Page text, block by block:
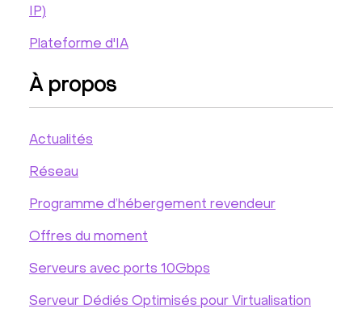
IP)
Plateforme d'IA
À propos
Actualités
Réseau
Programme d’hébergement revendeur
Offres du moment
Serveurs avec ports 10Gbps
Serveur Dédiés Optimisés pour Virtualisation